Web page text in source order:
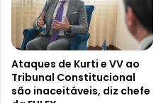
Ataques de Kurti e VV ao
Tribunal Constitucional
são inaceitáveis, diz chefe